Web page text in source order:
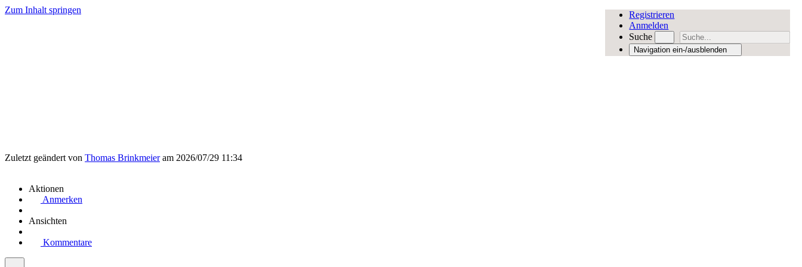
Zum Inhalt springen
Registrieren
Anmelden
Suche
Navigation ein-/ausblenden
Zuletzt geändert von Thomas Brinkmeieram 2026/07/29 11:34
Aktionen
Anmerken
Ansichten
Kommentare